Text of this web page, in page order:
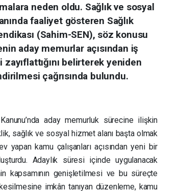
neden oldu. Sağlık ve sosyal
faaliyet gösteren Sağlık
(Sahim-SEN), söz konusu
aday memurlar açısından iş
belirterek yeniden
çağrısında bulundu.
aday memurluk sürecine ilişkin
sağlık ve sosyal hizmet alanı başta olmak
yapan kamu çalışanları açısından yeni bir
Adaylık süresi içinde uygulanacak
kapsamının genişletilmesi ve bu süreçte
imkân tanıyan düzenleme, kamu